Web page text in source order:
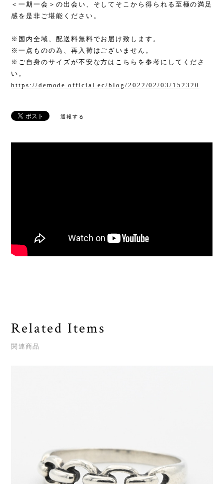
＜一期一会＞の出会い、そしてそこから得られる至極の満足
感を是非ご堪能ください。
※国内全域、配送料無料でお届け致します。
※一点ものの為、再入荷はございません。
※ご自身のサイズが不安な方はこちらを参考にしてくださ
い。
https://demode.official.ec/blog/2022/02/03/152320
通報する
Related Items
関連商品